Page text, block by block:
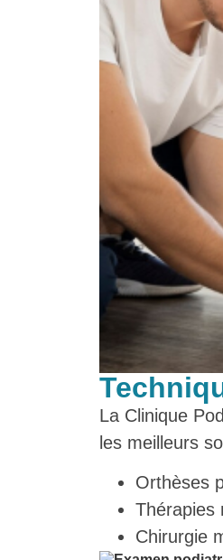
La Clinique
les meilleurs
Orthèses
Thérapies
Chirurgie